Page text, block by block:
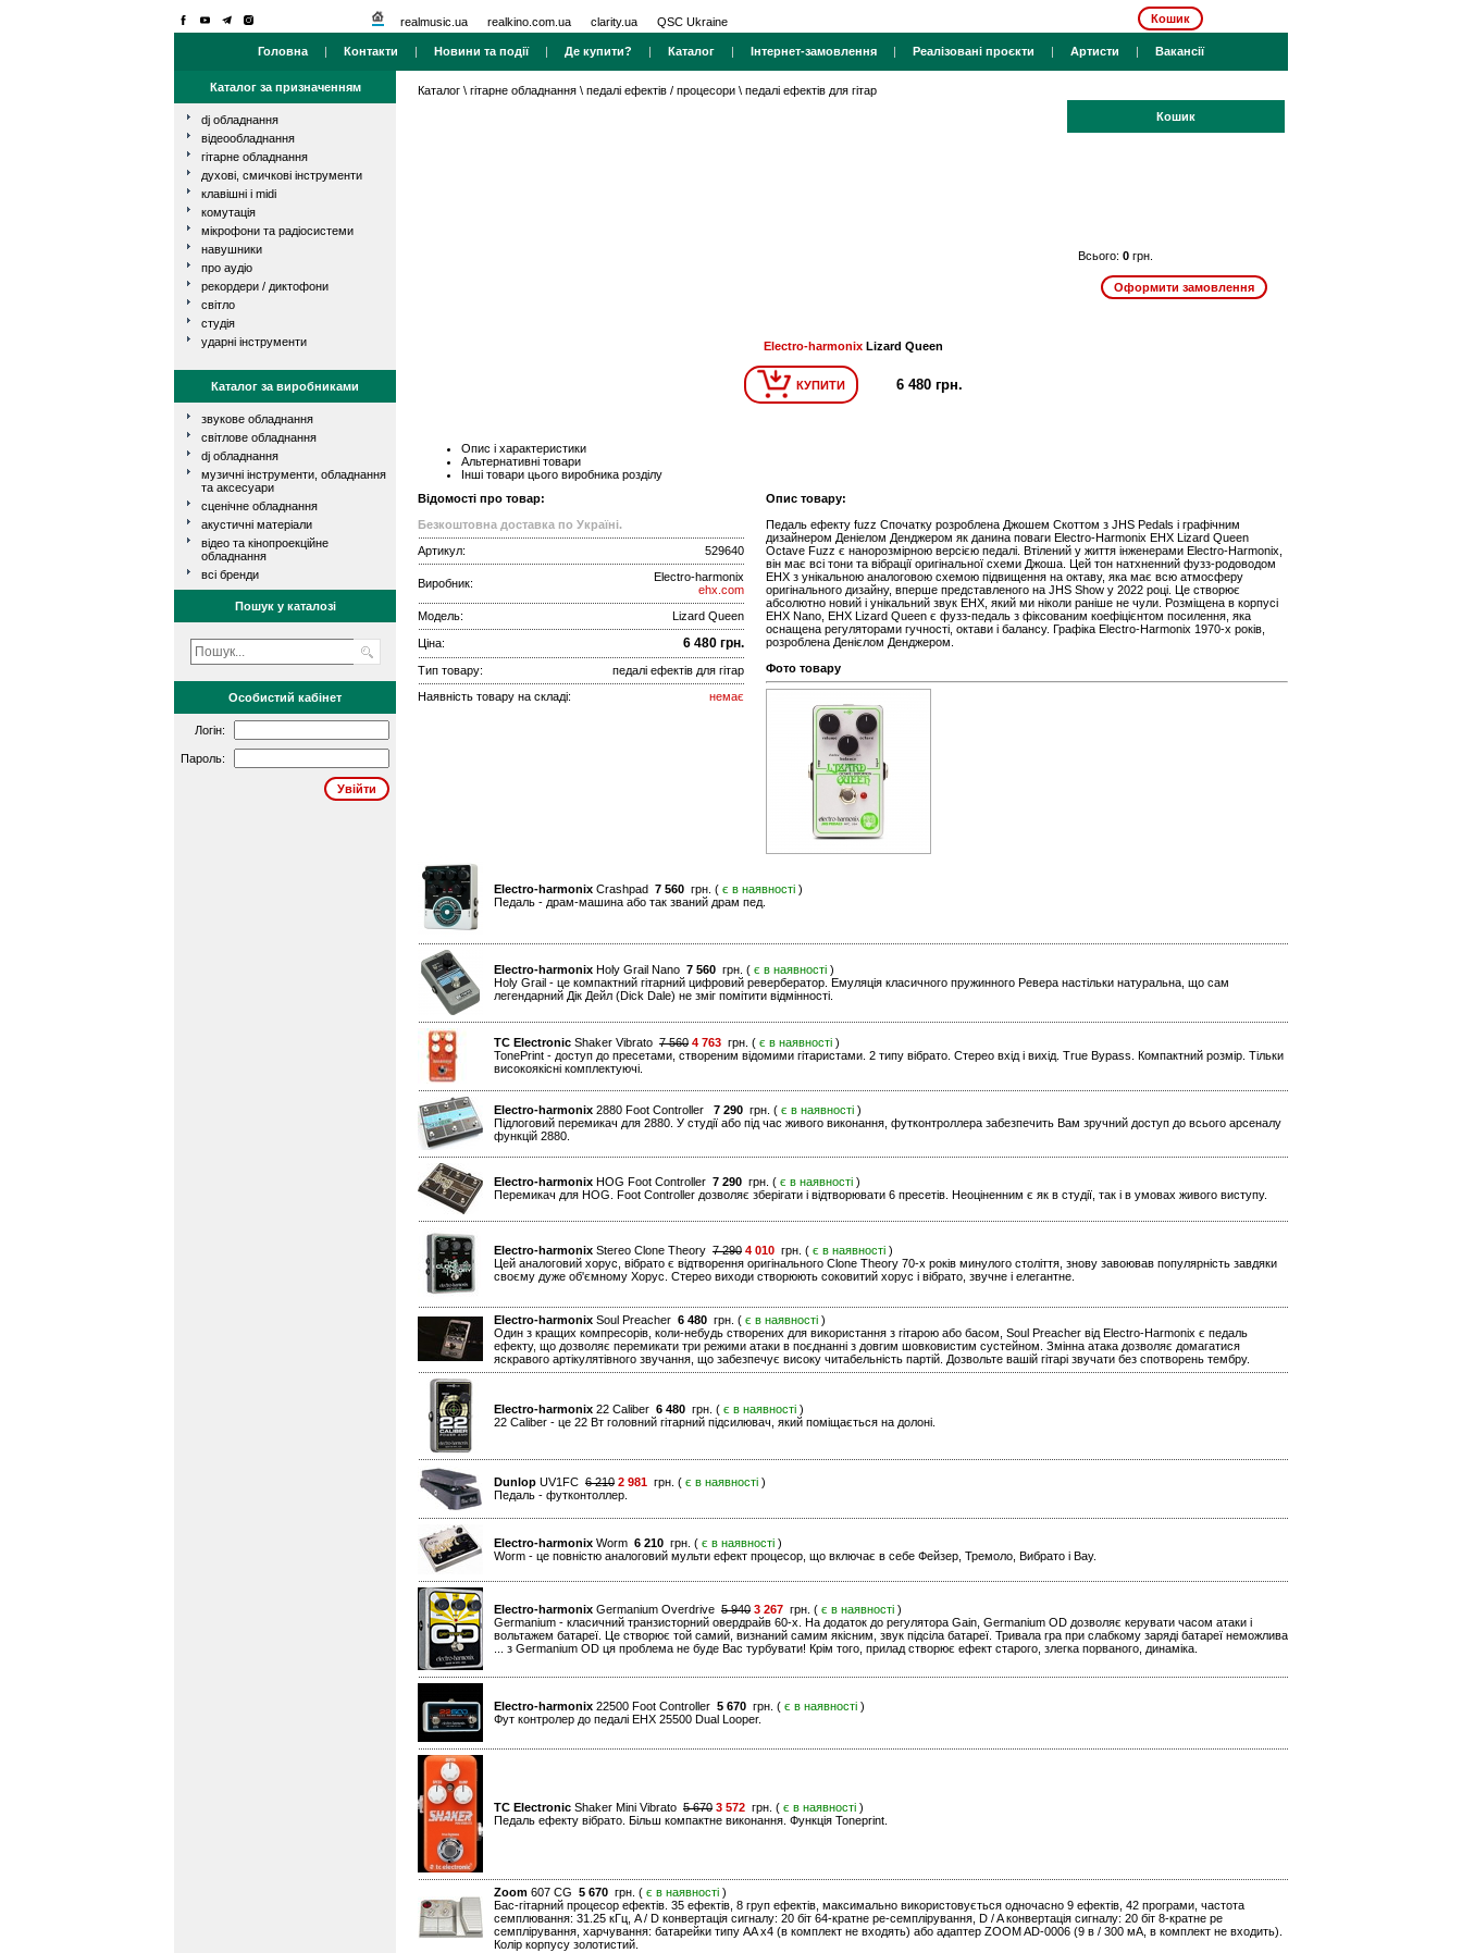
realmusic.ua realkino.com.ua clarity.ua QSC Ukraine Кошик
Головна | Контакти | Новини та події| Де купити? | Каталог | Інтернет-замовлення | Реалізовані проєкти | Артисти | Вакансії
Каталог за призначенням
dj обладнання
відеообладнання
гітарне обладнання
духові, смичкові інструменти
клавішні і midi
комутація
мікрофони та радіосистеми
навушники
про аудіо
рекордери / диктофони
світло
студія
ударні інструменти
Каталог за виробниками
звукове обладнання
світлове обладнання
dj обладнання
музичні інструменти, обладнання
та аксесуари
сценічне обладнання
акустичні матеріали
відео та кінопроекційне
обладнання
всі бренди
Пошук у каталозі
Особистий кабінет
Логін:
Пароль:
Каталог \ гітарне обладнання \ педалі ефектів / процесори \ педалі ефектів для гітар
Кошик
Всього: 0 грн.
Electro-harmonixLizard Queen
КУПИТИ 6 480 грн.
Опис і характеристики
Альтернативні товари
Інші товари цього виробника розділу
Відомості про товар:
Безкоштовна доставка по Україні.
Артикул:
529640
Виробник:
Electro-harmonix
ehx.com
Модель:
Lizard Queen
Ціна: 6 480 грн.
Тип товару:
педалі ефектів для гітар
Наявність товару на складі:
немає
Опис товару:
Педаль ефекту fuzz Спочатку розроблена Джошем Скоттом з JHS Pedals і графічним
дизайнером Деніелом Денджером як данина поваги Electro-Harmonix EHX Lizard Queen
Octave Fuzz є нанорозмірною версією педалі. Втілений у життя інженерами Electro-Harmonix,
він має всі тони та вібрації оригінальної схеми Джоша. Цей тон натхненний фузз-родоводом
EHX з унікальною аналоговою схемою підвищення на октаву, яка має всю атмосферу
оригінального дизайну, вперше представленого на JHS Show у 2022 році. Це створює
абсолютно новий і унікальний звук EHX, який ми ніколи раніше не чули. Розміщена в корпусі
EHX Nano, EHX Lizard Queen є фузз-педаль з фіксованим коефіцієнтом посилення, яка
оснащена регуляторами гучності, октави і балансу. Графіка Electro-Harmonix 1970-х років,
розроблена Денієлом Денджером.
Фото товару
Electro-harmonix Crashpad 7 560 грн. ( є в наявності )
Педаль - драм-машина або так званий драм пед.
Electro-harmonix Holy Grail Nano 7 560 грн. ( є в наявності )
Holy Grail - це компактний гітарний цифровий ревербератор. Емуляція класичного пружинного Ревера настільки натуральна, що сам
легендарний Дік Дейл (Dick Dale) не зміг помітити відмінності.
TC Electronic Shaker Vibrato 7 560 4 763 грн. ( є в наявності )
TonePrint - доступ до пресетами, створеним відомими гітаристами. 2 типу вібрато. Стерео вхід і вихід. True Bypass. Компактний розмір. Тільки
високоякісні комплектуючі.
Electro-harmonix 2880 Foot Controller 7 290 грн. ( є в наявності )
Підлоговий перемикач для 2880. У студії або під час живого виконання, футконтроллера забезпечить Вам зручний доступ до всього арсеналу
функцій 2880.
Electro-harmonix HOG Foot Controller 7 290 грн. ( є в наявності )
Перемикач для HOG. Foot Controller дозволяє зберігати і відтворювати 6 пресетів. Неоціненним є як в студії, так і в умовах живого виступу.
Electro-harmonix Stereo Clone Theory 7 290 4 010 грн. ( є в наявності )
Цей аналоговий хорус, вібрато є відтворення оригінального Clone Theory 70-х років минулого століття, знову завоював популярність завдяки
своєму дуже об'ємному Хорус. Стерео виходи створюють соковитий хорус і вібрато, звучне і елегантне.
Electro-harmonix Soul Preacher 6 480 грн. ( є в наявності )
Один з кращих компресорів, коли-небудь створених для використання з гітарою або басом, Soul Preacher від Electro-Harmonix є педаль
ефекту, що дозволяє перемикати три режими атаки в поєднанні з довгим шовковистим сустейном. Змінна атака дозволяє домагатися
яскравого артікулятівного звучання, що забезпечує високу читабельність партій. Дозвольте вашій гітарі звучати без спотворень тембру.
Electro-harmonix 22 Caliber 6 480 грн. ( є в наявності )
22 Caliber - це 22 Вт головний гітарний підсилювач, який поміщається на долоні.
Dunlop UV1FC 6 210 2 981 грн. ( є в наявності )
Педаль - футконтоллер.
Electro-harmonix Worm 6 210 грн. ( є в наявності )
Worm - це повністю аналоговий мульти ефект процесор, що включає в себе Фейзер, Тремоло, Вибрато і Вау.
Electro-harmonix Germanium Overdrive 5 940 3 267 грн. ( є в наявності )
Germanium - класичний транзисторний овердрайв 60-х. На додаток до регулятора Gain, Germanium OD дозволяє керувати часом атаки і
вольтажем батареї. Це створює той самий, визнаний самим якісним, звук підсіла батареї. Тривала гра при слабкому заряді батареї неможлива
... з Germanium OD ця проблема не буде Вас турбувати! Крім того, прилад створює ефект старого, злегка порваного, динаміка.
Electro-harmonix 22500 Foot Controller 5 670 грн. ( є в наявності )
Фут контролер до педалі EHX 25500 Dual Looper.
TC Electronic Shaker Mini Vibrato 5 670 3 572 грн. ( є в наявності )
Педаль ефекту вібрато. Більш компактне виконання. Функція Toneprint.
Zoom 607 CG 5 670 грн. ( є в наявності )
Бас-гітарний процесор ефектів. 35 ефектів, 8 груп ефектів, максимально використовується одночасно 9 ефектів, 42 програми, частота
семплювання: 31.25 кГц, A / D конвертація сигналу: 20 біт 64-кратне ре-семплірування, D / A конвертація сигналу: 20 біт 8-кратне ре
семплірування, харчування: батарейки типу AA x4 (в комплект не входять) або адаптер ZOOM AD-0006 (9 в / 300 мА, в комплект не входить).
Колір корпусу золотистий.